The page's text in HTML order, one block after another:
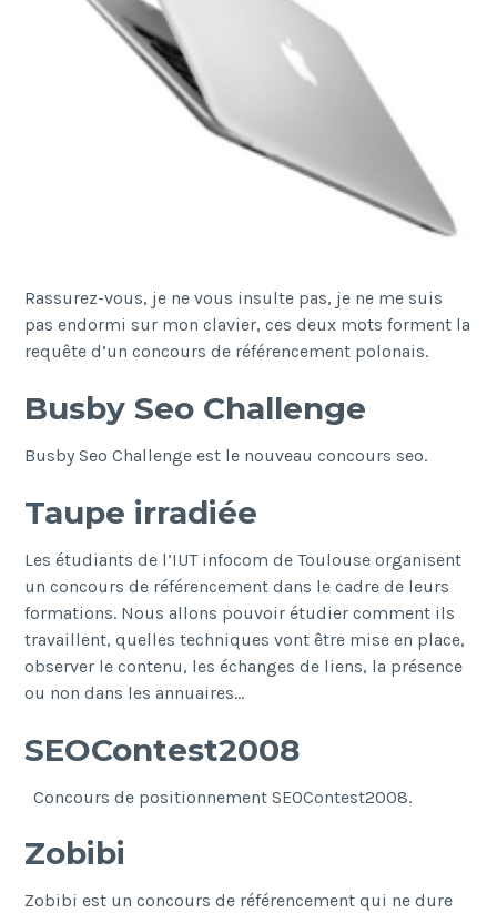
Rassurez-vous, je ne vous insulte pas, je ne me suis
pas endormi sur mon clavier, ces deux mots forment la
requête d’un concours de référencement polonais.
Busby Seo Challenge
Busby Seo Challenge est le nouveau concours seo.
Taupe irradiée
Les étudiants de l’IUT infocom de Toulouse organisent
un concours de référencement dans le cadre de leurs
formations. Nous allons pouvoir étudier comment ils
travaillent, quelles techniques vont être mise en place,
observer le contenu, les échanges de liens, la présence
ou non dans les annuaires…
SEOContest2008
Concours de positionnement SEOContest2008.
Zobibi
Zobibi est un concours de référencement qui ne dure